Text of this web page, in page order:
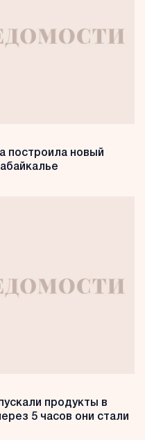
построила новый
продукты в
5 часов они стали